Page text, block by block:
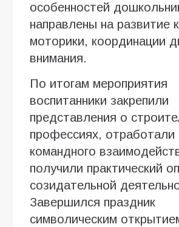
особенностей
направлены на развитие
моторики, координации
внимания.
По итогам мероприятия
воспитанники закрепили
представления о
профессиях, отработали
командного
получили практический
созидательной
Завершился праздник
символическим